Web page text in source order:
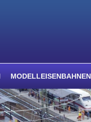
MODELLEISENBAHNEN